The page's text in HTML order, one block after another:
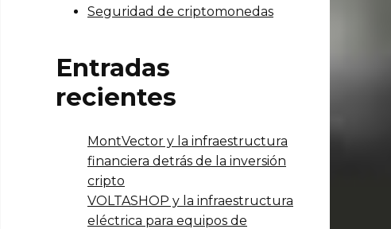
Seguridad de criptomonedas
Entradas
recientes
MontVector y la infraestructura
financiera detrás de la inversión
cripto
VOLTASHOP y la infraestructura
eléctrica para equipos de